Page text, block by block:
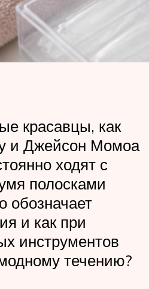
красавцы, как
и Джейсон Момоа
ходят с
полосками
обозначает
и как при
инструментов
течению?